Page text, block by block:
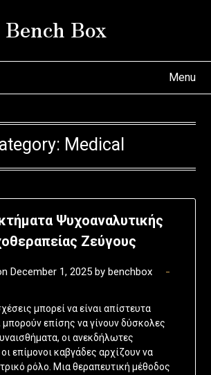
Bench Box
Menu
Medical
Ψυχοαναλυτικής
Ζεύγους
December 1, 2025by benchbox
μπορεί να είναι απίστευτα
μπορούν επίσης να γίνουν δύσκολες
οι ανεκδήλωτες
επίμονοι καβγάδες αρχίζουν να
ρόλο. Μια θεραπευτική μέθοδος